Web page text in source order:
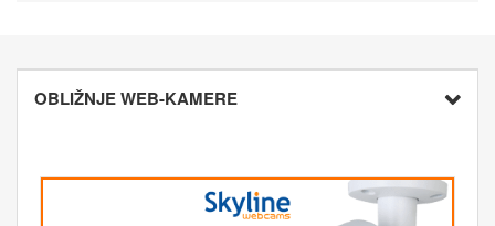
OBLIŽNJE WEB-KAMERE